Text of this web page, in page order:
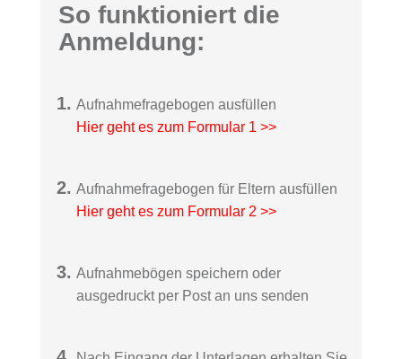
So funktioniert die
Anmeldung:
Aufnahmefragebogen ausfüllen
Hier geht es zum Formular 1 >>
Aufnahmefragebogen für Eltern ausfüllen
Hier geht es zum Formular 2 >>
Aufnahmebögen speichern oder
ausgedruckt per Post an uns senden